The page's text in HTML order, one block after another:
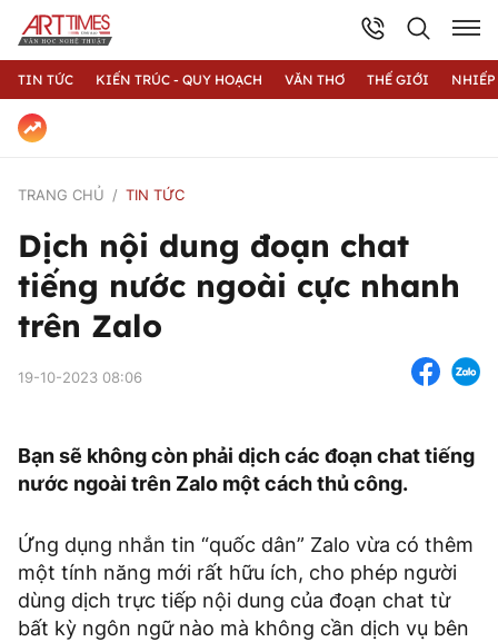
TIN TỨC KIẾN TRÚC - QUY HOẠCH VĂN THƠ THẾ GIỚI
TRANG CHỦ TIN TỨC
Dịch nội dung đoạn chat
tiếng nước ngoài cực nhanh
trên Zalo
19-10-2023 08:06
Bạn sẽ không còn phải dịch các đoạn chat tiếng
nước ngoài trên Zalo một cách thủ công.
Ứng dụng nhắn tin “quốc dân” Zalo vừa có thêm
một tính năng mới rất hữu ích, cho phép người
dùng dịch trực tiếp nội dung của đoạn chat từ
bất kỳ ngôn ngữ nào mà không cần dịch vụ bên